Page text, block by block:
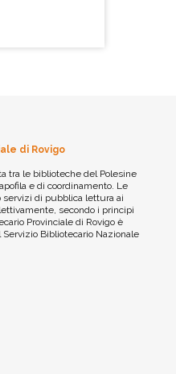
di Rovigo
tra le biblioteche del Polesine
e di coordinamento. Le
servizi di pubblica lettura ai
secondo i principi
Provinciale di Rovigo è
Bibliotecario Nazionale